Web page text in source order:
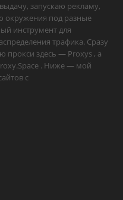
запускаю рекламу,
окружения под разные
инструмент для
трафика. Сразу
прокси здесь — Proxys , а
. Ниже — мой
с